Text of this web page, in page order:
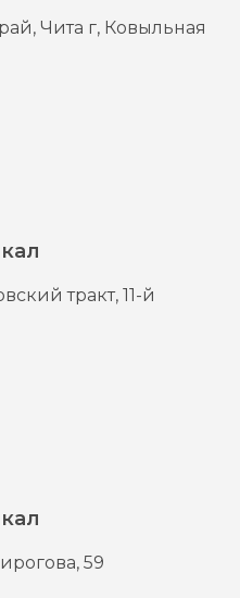
Чита г, Ковыльная
тракт, 11-й
59